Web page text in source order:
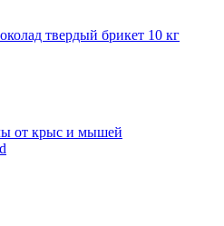
твердый брикет 10 кг
от крыс и мышей